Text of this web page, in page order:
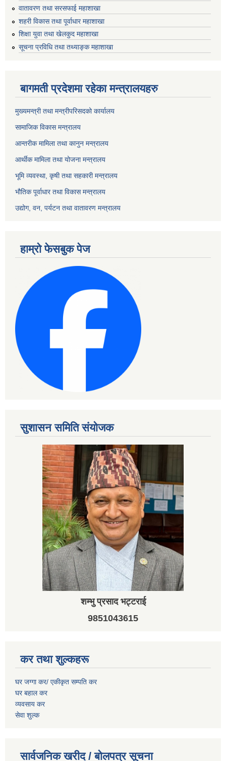
वातावरण तथा सरसफाई महाशाखा
शहरी विकास तथा पूर्वाधार महाशाखा
शिक्षा युवा तथा खेलकुद महाशाखा
सूचना प्रविधि तथा तथ्याङ्क महाशाखा
बागमती प्रदेशमा रहेका मन्त्रालयहरु
मुख्यमन्त्री तथा मन्त्रीपरिसदको कार्यालय
सामाजिक विकास मन्त्रालय
आन्तरीक मामिला तथा कानुन मन्त्रालय
आर्थीक मामिला तथा योजना मन्त्रालय
भूमि व्यवस्था, कृषी तथा सहकारी मन्त्रालय
भौतिक पूर्वाधार तथा विकास मन्त्रालय
उद्योग, वन, पर्यटन तथा वातावरण मन्त्रालय
हाम्रो फेसबुक पेज
सुशासन समिति संयोजक
शम्भु प्रसाद भट्टराई
9851043615
कर तथा शुल्कहरू
घर जग्गा कर/ एकीकृत सम्पति कर
घर बहाल कर
व्यवसाय कर
सेवा शुल्क
सार्वजनिक खरीद / बोलपत्र सूचना